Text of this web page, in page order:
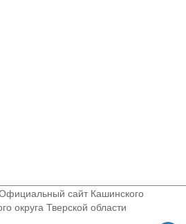
сайт Кашинского
округа Тверской области